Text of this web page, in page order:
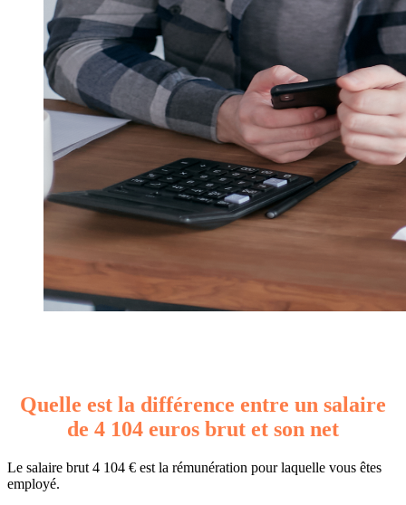
Quelle est la différence entre un salaire
de 4 104 euros brut et son net
Le salaire brut 4 104 € est la rémunération pour laquelle vous êtes
employé.